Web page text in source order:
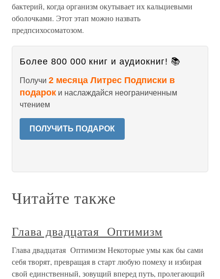
бактерий, когда организм окутывает их кальциевыми
оболочками. Этот этап можно назвать
предпсихосоматозом.
Более 800 000 книг и аудиокниг! 📚
Получи 2 месяца Литрес Подписки в
подарок и наслаждайся неограниченным
чтением
ПОЛУЧИТЬ ПОДАРОК
Читайте также
Глава двадцатая Оптимизм
Глава двадцатая Оптимизм Некоторые умы как бы сами
себя творят, превращая в старт любую помеху и избирая
свой единственный, зовущий вперед путь, пролегающий